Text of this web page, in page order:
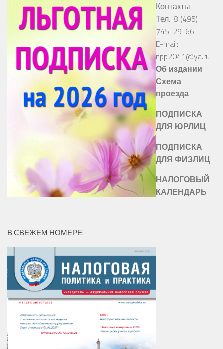
Контакты:
Тел.: 8 (495)
745-29-66
E-mail:
npp2041@ya.ru
Об издании
Схема
проезда
ПОДПИСКА
ДЛЯ ЮРЛИЦ
ПОДПИСКА
ДЛЯ ФИЗЛИЦ
НАЛОГОВЫЙ
КАЛЕНДАРЬ
В СВЕЖЕМ НОМЕРЕ: